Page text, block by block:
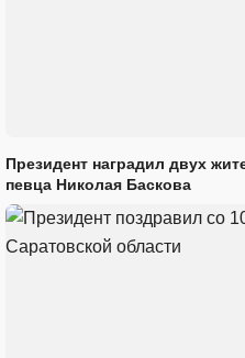
Президент наградил двух
певца Николая Баскова